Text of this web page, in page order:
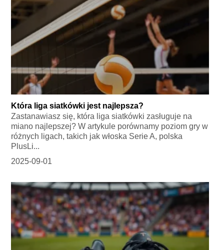
Która liga siatkówki jest najlepsza?
Zastanawiasz się, która liga siatkówki zasługuje na
miano najlepszej? W artykule porównamy poziom gry w
różnych ligach, takich jak włoska Serie A, polska
PlusLi...
2025-09-01